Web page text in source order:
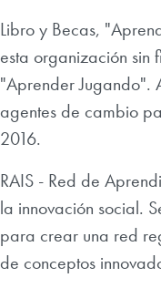
Libro y Becas,
esta organización sin
"Aprender Jugando".
agentes de cambio
2016.
RAIS - Red de
la innovación social.
para crear una red
de conceptos